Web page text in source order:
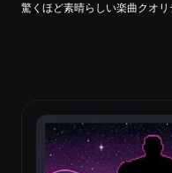
驚くほど素晴らしい楽曲クオリ